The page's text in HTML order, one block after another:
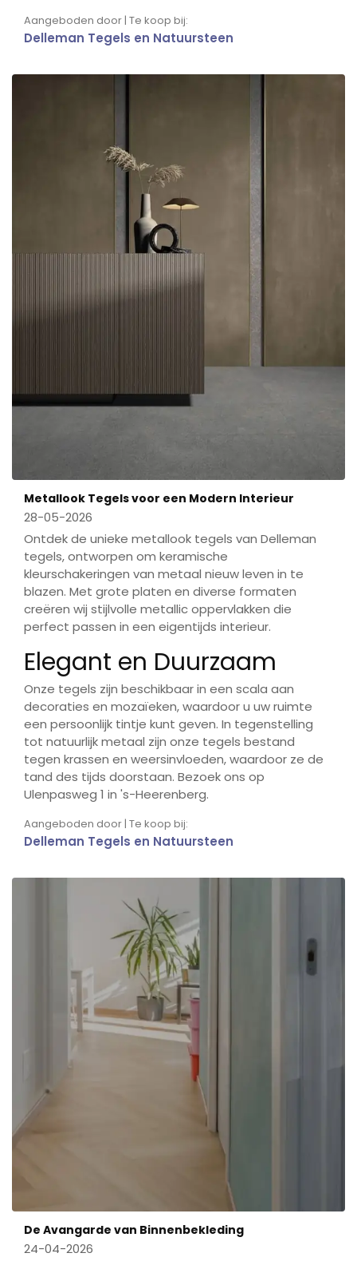
Aangeboden door | Te koop bij:
Delleman Tegels en Natuursteen
Metallook Tegels voor een Modern Interieur
28-05-2026
Ontdek de unieke metallook tegels van Delleman
tegels, ontworpen om keramische
kleurschakeringen van metaal nieuw leven in te
blazen. Met grote platen en diverse formaten
creëren wij stijlvolle metallic oppervlakken die
perfect passen in een eigentijds interieur.
Elegant en Duurzaam
Onze tegels zijn beschikbaar in een scala aan
decoraties en mozaïeken, waardoor u uw ruimte
een persoonlijk tintje kunt geven. In tegenstelling
tot natuurlijk metaal zijn onze tegels bestand
tegen krassen en weersinvloeden, waardoor ze de
tand des tijds doorstaan. Bezoek ons op
Ulenpasweg 1 in 's-Heerenberg.
Aangeboden door | Te koop bij:
Delleman Tegels en Natuursteen
De Avangarde van Binnenbekleding
24-04-2026